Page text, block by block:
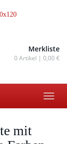
Merkliste
0Artikel | 0,00 €
mit